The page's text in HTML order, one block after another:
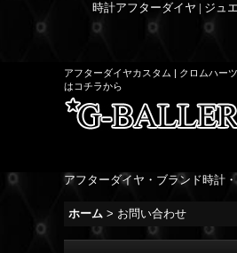
時計アフターダイヤ | ジュ
アフターダイヤカスタム | クロムハー
はコチラから
アフターダイヤ・ブランド時計
ホーム > お問い合わせ